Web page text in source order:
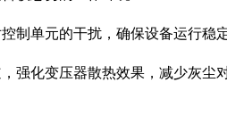
制单元的干扰，确保设备运行稳
强化变压器散热效果，减少灰尘